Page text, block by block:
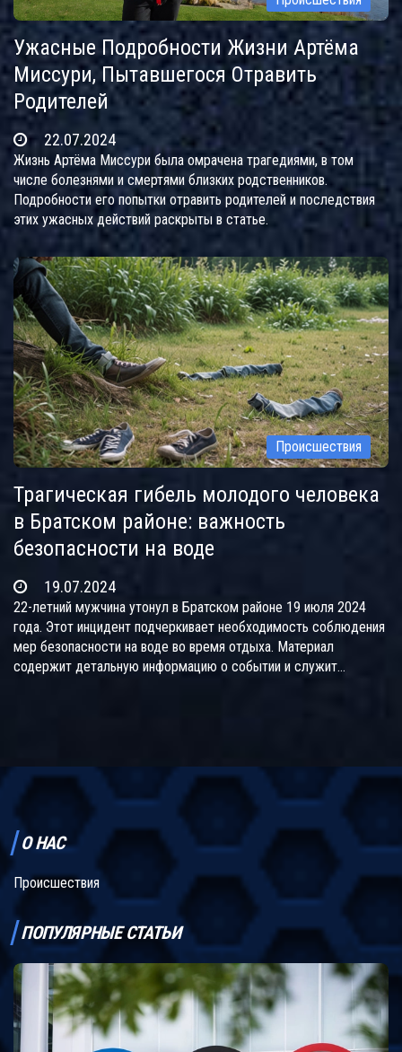
Ужасные Подробности Жизни Артёма
Миссури, Пытавшегося Отравить
Родителей
22.07.2024
Жизнь Артёма Миссури была омрачена трагедиями, в том
числе болезнями и смертями близких родственников.
Подробности его попытки отравить родителей и последствия
этих ужасных действий раскрыты в статье.
Происшествия
Трагическая гибель молодого человека
в Братском районе: важность
безопасности на воде
19.07.2024
22-летний мужчина утонул в Братском районе 19 июля 2024
года. Этот инцидент подчеркивает необходимость соблюдения
мер безопасности на воде во время отдыха. Материал
содержит детальную информацию о событии и служит
О НАС
Происшествия
ПОПУЛЯРНЫЕ СТАТЬИ